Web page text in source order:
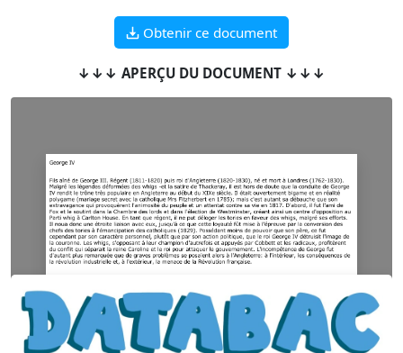
Obtenir ce document
↓↓↓ APERÇU DU DOCUMENT ↓↓↓